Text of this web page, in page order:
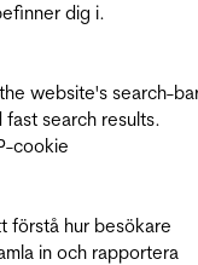
dig i.
website's search-
search results.
cookie
förstå hur besökare
in och rapportera